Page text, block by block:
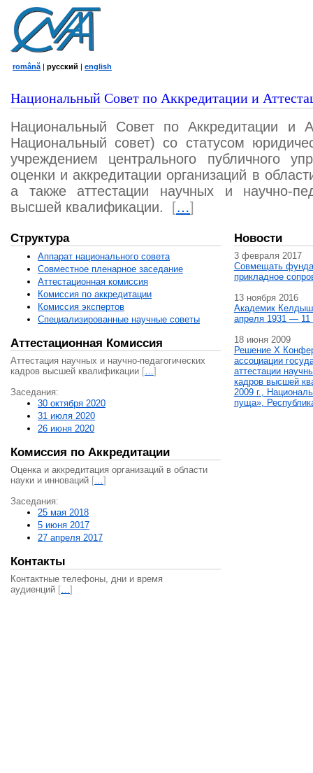
română | русский | english
Национальный Совет по Аккредитации и
Национальный Совет по Аккредитации и
Национальный совет) со статусом
учреждением центрального публичного
оценки и аккредитации организаций в
а также аттестации научных и научно-
высшей квалификации.
[…]
Структура
Аппарат национального совета
Совместное пленарное заседание
Аттестационная комисcия
Комиссия по аккредитации
Комиссия экспертов
Специализированные научные советы
Аттестационная Комиссия
Аттестация научных и научно-педагогических
кадров высшей квалификации […]
Заседания:
30 октября 2020
31 июля 2020
26 июня 2020
Комиссия по Аккредитации
Оценка и аккредитация организаций в области
науки и инноваций […]
Заседания:
25 мая 2018
5 июня 2017
27 апреля 2017
Контакты
Контактные телефоны, дни и время
аудиенций […]
Новости
3 февраля 2017
Совмещать
прикладное
13 ноября 2016
Академик
апреля 1931 — 11
18 июня 2009
Решение X
ассоциации
аттестации
кадров высшей
2009 г.,
пуща»,